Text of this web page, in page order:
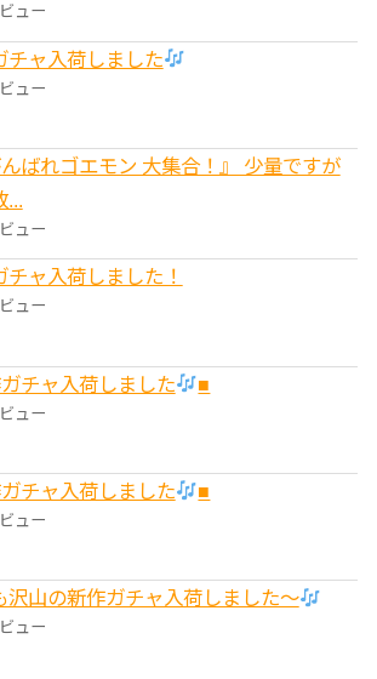
ュー
チャ入荷しました
ュー
ばれゴエモン 大集合！』 少量ですが
...
ュー
チャ入荷しました！
ュー
チャ入荷しました ■
ュー
チャ入荷しました ■
ュー
沢山の新作ガチャ入荷しました〜
ュー